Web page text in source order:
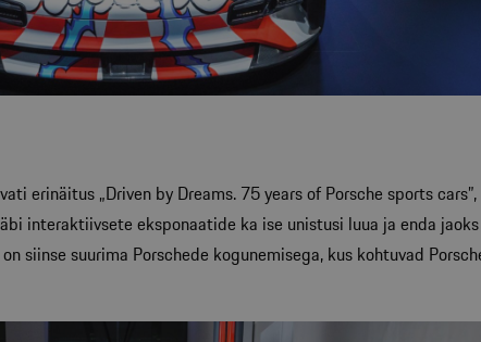
erinäitus „Driven by Dreams. 75 years of Porsche sports
interaktiivsete eksponaatide ka ise unistusi luua ja enda
siinse suurima Porschede kogunemisega, kus kohtuvad